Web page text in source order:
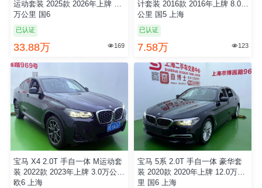
运动套装 2025款 2026年上牌 0.2
万公里 国6
已认证
33.88万  169
计套装 2016款 2016年上牌 8.0万
公里 国5 上海
已认证
7.58万  123
宝马 X4 2.0T 手自一体 M运动套
装 2022款 2023年上牌 3.0万公里
欧6 上海
宝马 5系 2.0T 手自一体 豪华套
装 2020款 2020年上牌 12.0万公
里 国6 上海